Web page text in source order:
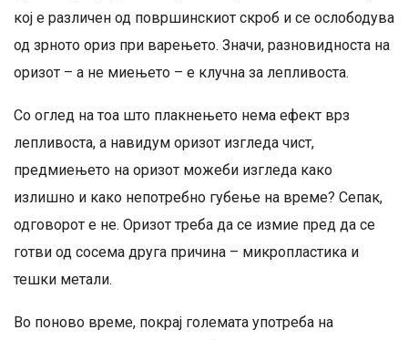
кој е различен од површинскиот скроб и се ослободува
од зрното ориз при варењето. Значи, разновидноста на
оризот – а не миењето – е клучна за лепливоста.
Со оглед на тоа што плакнењето нема ефект врз
лепливоста, а навидум оризот изгледа чист,
предмиењето на оризот можеби изгледа како
излишно и како непотребно губење на време? Сепак,
одговорот е не. Оризот треба да се измие пред да се
готви од сосема друга причина – микропластика и
тешки метали.
Во поново време, покрај големата употреба на